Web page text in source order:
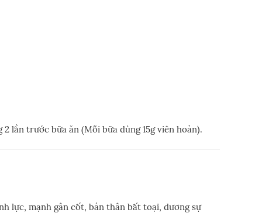
lần trước bữa ăn (Mỗi bữa dùng 15g viên hoàn).
lực, mạnh gân cốt, bán thân bất toại, dương sự